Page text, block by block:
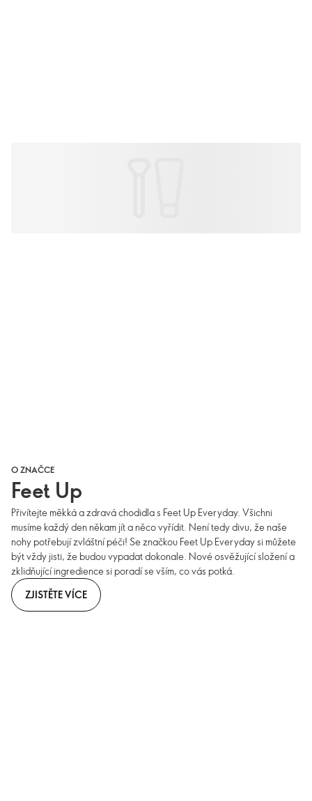
O ZNAČCE
Feet Up
Přivítejte měkká a zdravá chodidla s Feet Up Everyday. Všichni
musíme každý den někam jít a něco vyřídit. Není tedy divu, že naše
nohy potřebují zvláštní péči! Se značkou Feet Up Everyday si můžete
být vždy jisti, že budou vypadat dokonale. Nové osvěžující složení a
zklidňující ingredience si poradí se vším, co vás potká.
ZJISTĚTE VÍCE